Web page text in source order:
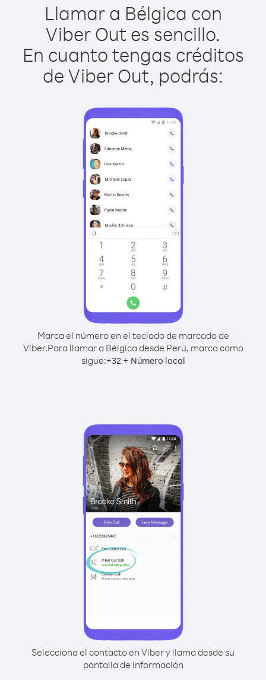
Llamar a Bélgica con
Viber Out es sencillo.
En cuanto tengas créditos
de Viber Out, podrás:
Marca el número en el teclado de marcado de
Viber.Para llamar a Bélgica desde Perú, marca como
sigue:+32+ Número local
Selecciona el contacto en Viber y llama desde su
pantalla de información